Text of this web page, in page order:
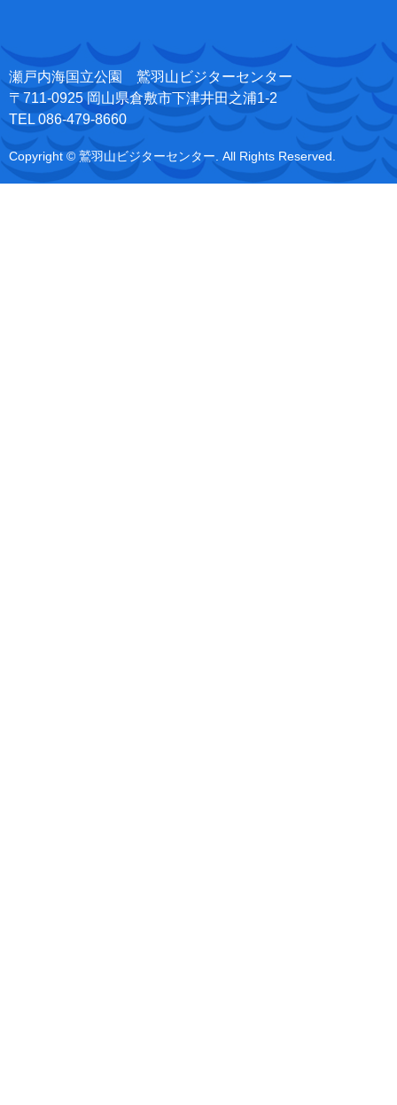
瀬戸内海国立公園 鷲羽山ビジターセンター
〒711-0925 岡山県倉敷市下津井田之浦1-2
TEL 086-479-8660
Copyright © 鷲羽山ビジターセンター. All Rights Reserved.